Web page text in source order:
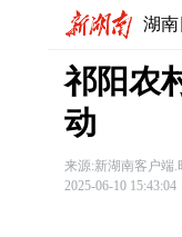
湖
祁阳农
动
来源:新湖南客户端.
2025-06-10 15:43:04